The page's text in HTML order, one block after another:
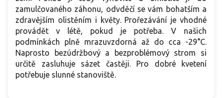
zamulčovaného záhonu, odvděčí se vám bohatším a
zdravějším olistěním i květy. Prořezávání je vhodné
provádět v létě, pokud je potřeba. V našich
podmínkách plně mrazuvzdorná až do cca -29°C.
Naprosto bezúdržbový a bezproblémový strom si
určitě zasluhuje sázet častěji. Pro dobré kvetení
potřebuje slunné stanoviště.